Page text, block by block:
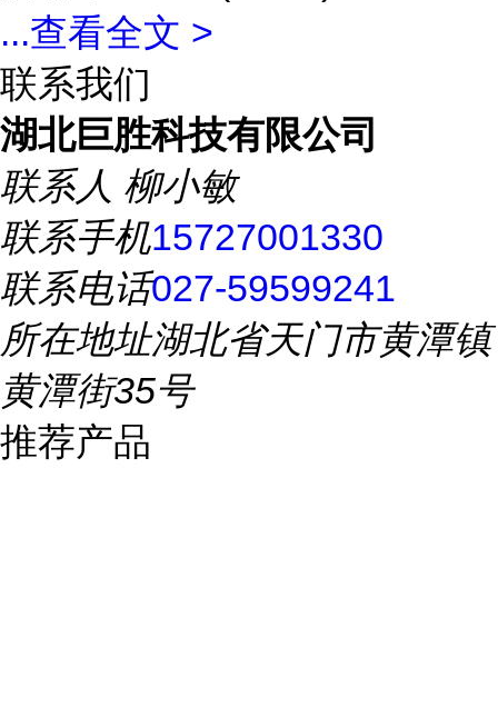
...查看全文 >
联系我们
湖北巨胜科技有限公司
联系人 柳小敏
联系手机15727001330
联系电话027-59599241
所在地址湖北省天门市黄潭镇
黄潭街35号
推荐产品